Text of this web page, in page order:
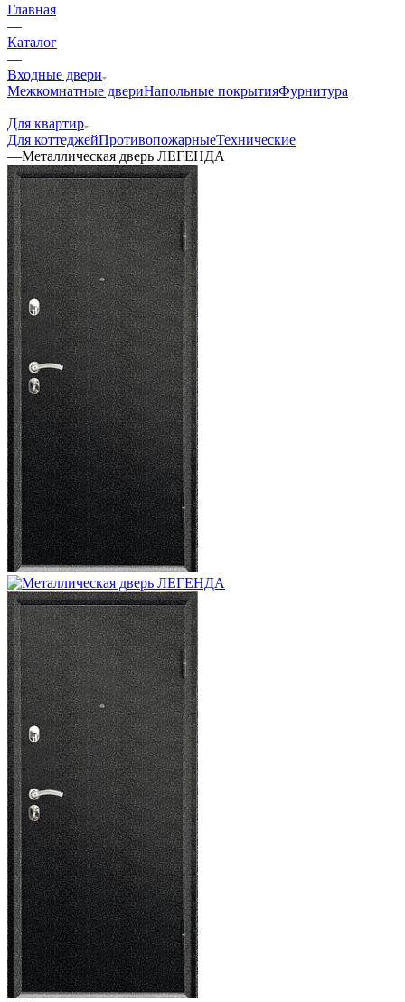
Главная
—
Каталог
—
Входные двери
Межкомнатные двериНапольные покрытияФурнитура
—
Для квартир
Для коттеджейПротивопожарныеТехнические
—Металлическая дверь ЛЕГЕНДА